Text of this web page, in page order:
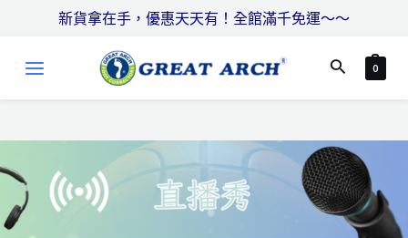
新貨拿在手，優惠天天有！全館滿千免運～～
搜
0
搜